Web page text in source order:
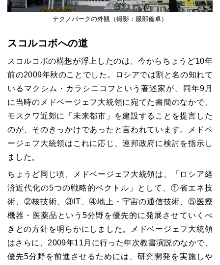
テクノパークの外観（撮影：服部倫卓）
スコルコボへの道
スコルコボの構想が浮上したのは、今からちょうど10年
前の2009年秋のことでした。ロシアでは割と名の知れて
いるマクシム・カラシニコフという著述家が、同年9月
に当時のメドベージェフ大統領に宛てた書簡のなかで、
モスクワ近郊に「未来都市」を建設することを提言した
のが、そのきっかけであったと言われています。メドベ
ージェフ大統領はこれに応じ、連邦政府に検討を指示し
ました。
ちょうど同じ頃、メドベージェフ大統領は、「ロシア経
済近代化の5つの戦略的ベクトル」として、①省エネ技
術、②核技術、③IT、④地上・宇宙の通信技術、⑤医療
機器・医薬品という5分野を優先的に発展させていくべ
きとの方針を明らかにしました。メドベージェフ大統領
はさらに、2009年11月に行った年次教書演説のなかで、
優先5分野を前進させるためには、研究開発を実施しや